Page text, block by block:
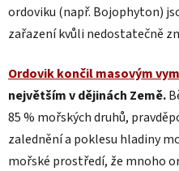
ordoviku (např. Bojophyton)
zařazení kvůli nedostatečně
Ordovik končil masovým
největším v dějinách Země.
85 % mořských druhů,
zalednění a poklesu hladiny
mořské prostředí, že mnoho